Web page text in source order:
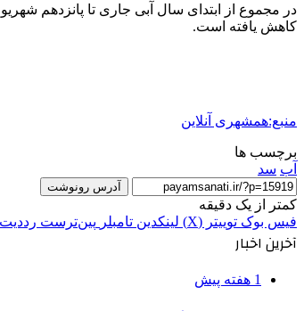
کاهش یافته است.
منبع:همشهری آنلاین
برچسب ها
آب سد
آدرس رونوشت
کمتر از یک دقیقه
فیس بوک توییتر (X) لینکدین ‫تامبلر ‫پین‌ترست ‫رددیت
آخرین اخبار
1 هفته پیش